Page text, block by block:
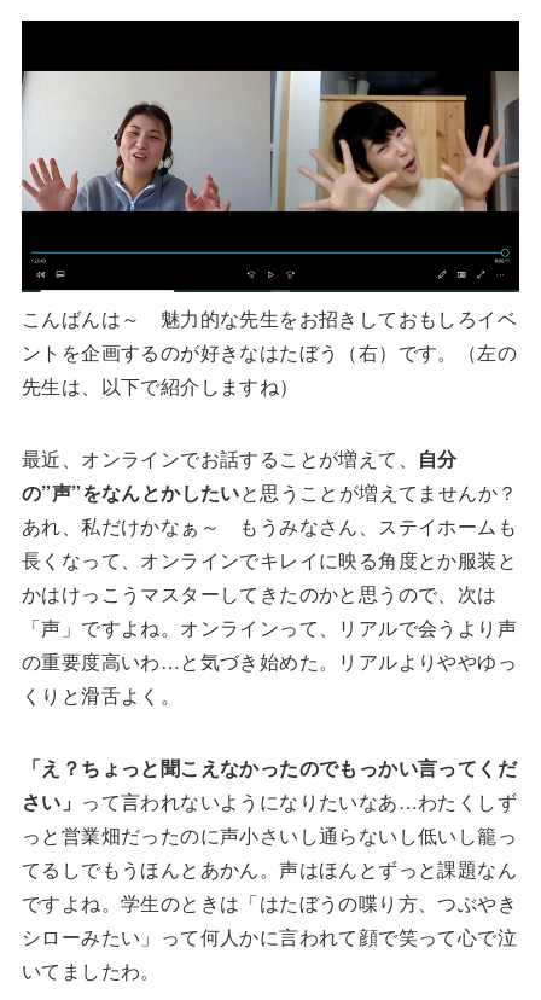
こんばんは～ 魅力的な先生をお招きしておもしろイベ
ントを企画するのが好きなはたぼう（右）です。（左の
先生は、以下で紹介しますね）
最近、オンラインでお話することが増えて、 自分
の”声”をなんとかしたいと思うことが増えてませんか？
あれ、私だけかなぁ～ もうみなさん、ステイホームも
長くなって、オンラインでキレイに映る角度とか服装と
かはけっこうマスターしてきたのかと思うので、次は
「声」ですよね。オンラインって、リアルで会うより声
の重要度高いわ…と気づき始めた。リアルよりややゆっ
くりと滑舌よく。
「え？ちょっと聞こえなかったのでもっかい言ってくだ
さい」 って言われないようになりたいなあ…わたくしず
っと営業畑だったのに声小さいし通らないし低いし籠っ
てるしでもうほんとあかん。声はほんとずっと課題なん
ですよね。学生のときは「はたぼうの喋り方、つぶやき
シローみたい」って何人かに言われて顔で笑って心で泣
いてましたわ。